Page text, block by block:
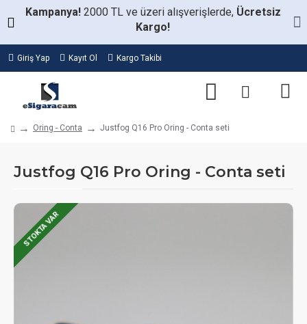
Kampanya! 2000 TL ve üzeri alışverişlerde, Ücretsiz
Kargo!
Giriş Yap Kayıt Ol Kargo Takibi
Oring - Conta Justfog Q16 Pro Oring - Conta seti
Justfog Q16 Pro Oring - Conta seti
STOKTA VAR